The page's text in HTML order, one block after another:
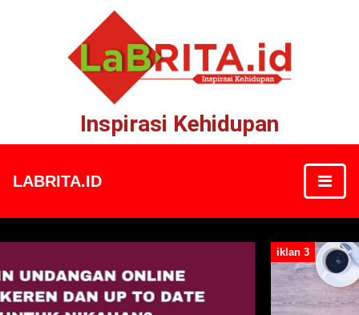
Inspirasi Kehidupan
LABRITA.ID